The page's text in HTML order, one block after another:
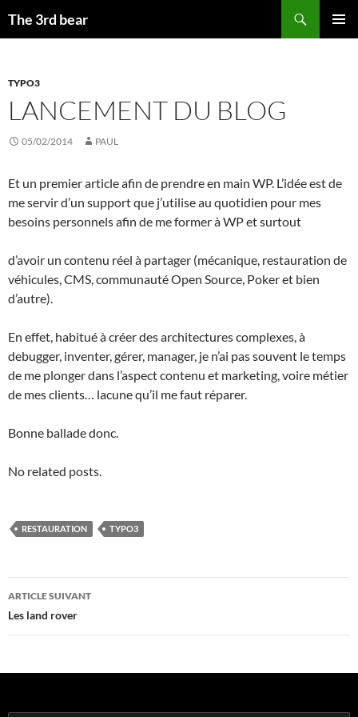
auThe 3rd bear
TYPO3
LANCEMENT DU BLOG
05/02/2014 PAUL
Et un premier article afin de prendre en main WP. L’idée est de
me servir d’un support que j’utilise au quotidien pour mes
besoins personnels afin de me former à WP et surtout
d’avoir un contenu réel à partager (mécanique, restauration de
véhicules, CMS, communauté Open Source, Poker et bien
d’autre).
En effet, habitué à créer des architectures complexes, à
debugger, inventer, gérer, manager, je n’ai pas souvent le temps
de me plonger dans l’aspect contenu et marketing, voire métier
de mes clients… lacune qu’il me faut réparer.
Bonne ballade donc.
No related posts.
RESTAURATION TYPO3
Navigation
des
ARTICLE SUIVANT
Les land rover